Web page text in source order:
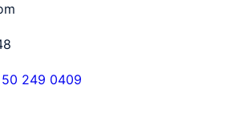
50 249 0409